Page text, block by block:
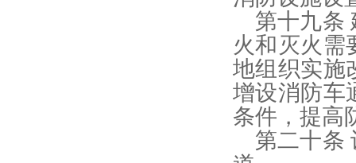
第十九条
火和灭火需
地组织实施
增设消防车
条件，提高
第二十条